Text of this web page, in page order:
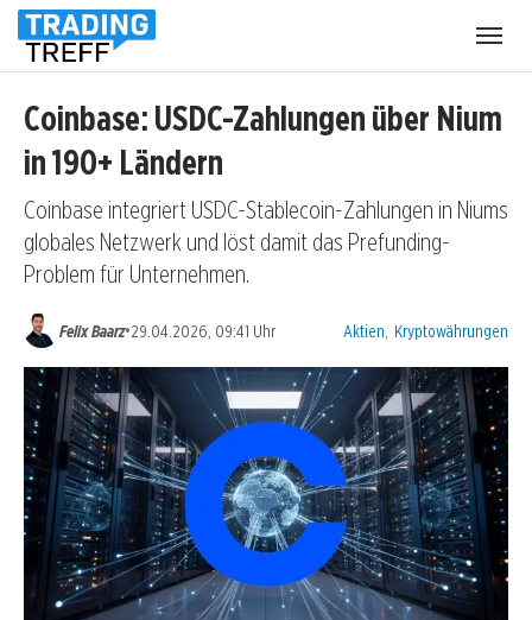
Coinbase: USDC-Zahlungen über Nium
in 190+ Ländern
Coinbase integriert USDC-Stablecoin-Zahlungen in Niums
globales Netzwerk und löst damit das Prefunding-
Problem für Unternehmen.
Felix Baarz•29.04.2026, 09:41 Uhr Kategorien:
Aktien Kryptowährungen